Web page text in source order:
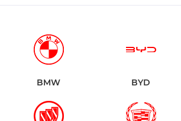
BMW BYD